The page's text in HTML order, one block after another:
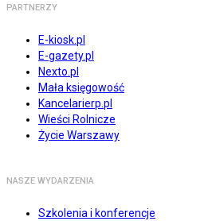
PARTNERZY
E-kiosk.pl
E-gazety.pl
Nexto.pl
Mała księgowość
Kancelarierp.pl
Wieści Rolnicze
Życie Warszawy
NASZE WYDARZENIA
Szkolenia i konferencje